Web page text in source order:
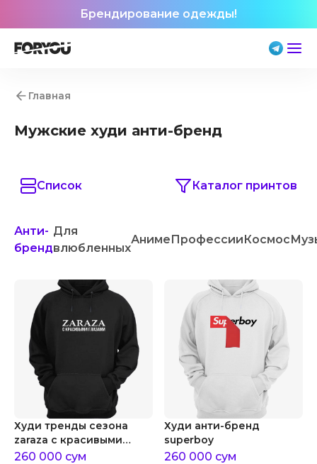
Брендирование одежды!
Главная
Мужские худи анти-бренд
Список Каталог принтов
Анти-
бренд
Для
влюбленных
АнимеПрофессииКосмос
Худи тренды сезона
zaraza с красивыми
глазами
260 000 сум
Худи анти-бренд
superboy
260 000 сум